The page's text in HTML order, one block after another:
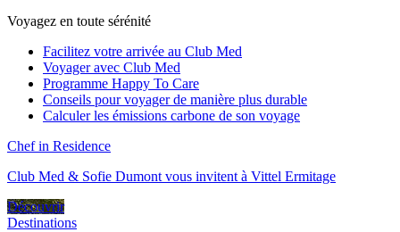
Voyagez en toute sérénité
Facilitez votre arrivée au Club Med
Voyager avec Club Med
Programme Happy To Care
Conseils pour voyager de manière plus durable
Calculer les émissions carbone de son voyage
Chef in Residence
Club Med & Sofie Dumont vous invitent à Vittel Ermitage
Découvrir
Destinations